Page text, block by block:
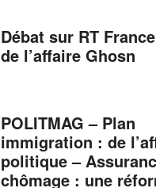
Débat sur RT
de l’affaire Ghosn
POLITMAG – Plan
immigration : de
politique –
chômage : une